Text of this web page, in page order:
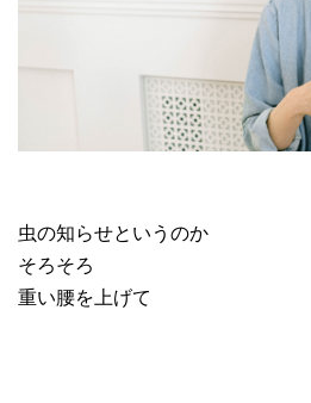
虫の知らせというのか
そろそろ
重い腰を上げて